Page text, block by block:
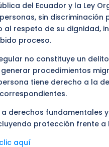
del Ecuador y la Ley
sin discriminación
al respeto de su dignidad,
proceso.
no constituye un
procedimientos
tiene derecho a la
derechos fundamentales
protección frente a
aquí